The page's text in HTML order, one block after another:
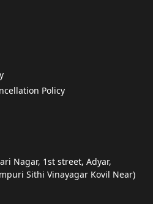
Policy
Nagar, 1st street, Adyar,
Sithi Vinayagar Kovil Near)